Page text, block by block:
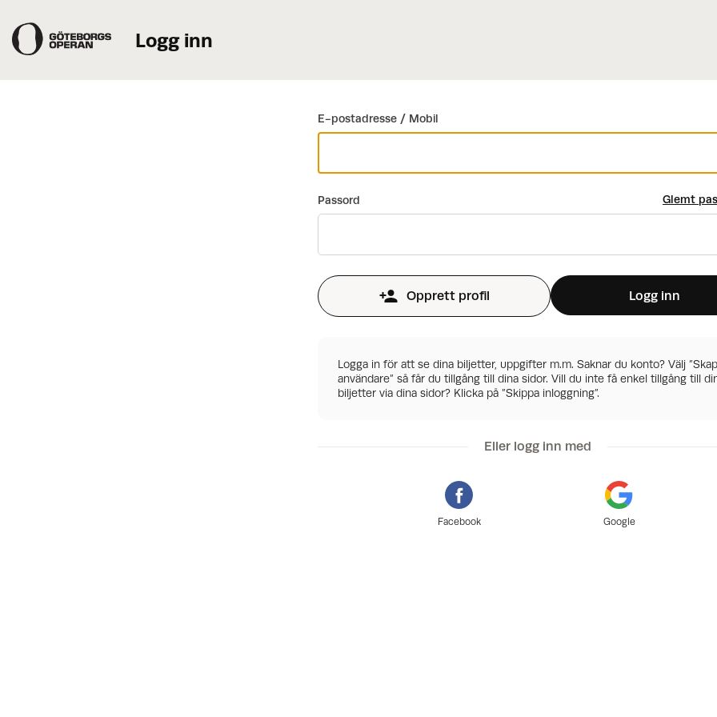
Gå tilbake
Logg inn
E-postadresse / Mobil
Passord Glemt
Opprett profil Logg inn
Logga in för att se dina biljetter, uppgifter m.m. Saknar du konto? Välj
användare” så får du tillgång till dina sidor. Vill du inte få enkel tillgång till
biljetter via dina sidor? Klicka på ”Skippa inloggning”.
Eller logg inn med
Facebook Google